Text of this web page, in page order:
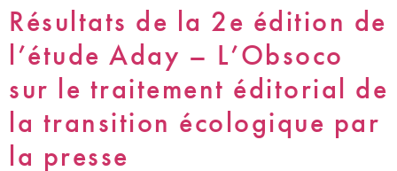
Résultats de la 2e édition de
l’étude Aday – L’Obsoco
sur le traitement éditorial de
la transition écologique par
la presse